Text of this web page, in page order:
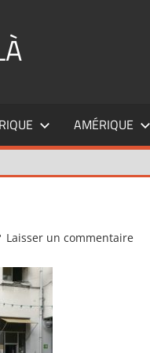
AMÉRIQUE
Laisser un commentaire